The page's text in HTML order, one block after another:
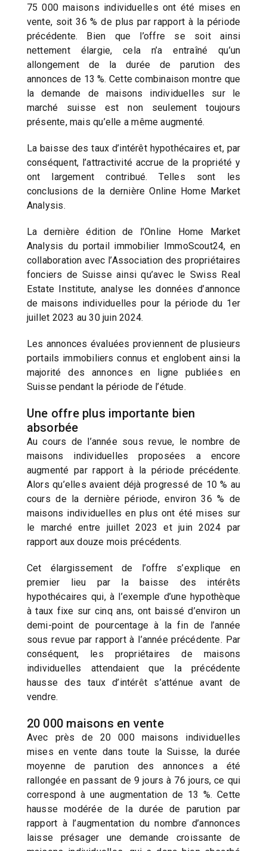
75 000 maisons individuelles ont été mises en
vente, soit 36 % de plus par rapport à la période
précédente. Bien que l’offre se soit ainsi
nettement élargie, cela n’a entraîné qu’un
allongement de la durée de parution des
annonces de 13 %. Cette combinaison montre que
la demande de maisons individuelles sur le
marché suisse est non seulement toujours
présente, mais qu’elle a même augmenté.
La baisse des taux d’intérêt hypothécaires et, par
conséquent, l’attractivité accrue de la propriété y
ont largement contribué. Telles sont les
conclusions de la dernière Online Home Market
Analysis.
La dernière édition de l’Online Home Market
Analysis du portail immobilier ImmoScout24, en
collaboration avec l’Association des propriétaires
fonciers de Suisse ainsi qu’avec le Swiss Real
Estate Institute, analyse les données d’annonce
de maisons individuelles pour la période du 1er
juillet 2023 au 30 juin 2024.
Les annonces évaluées proviennent de plusieurs
portails immobiliers connus et englobent ainsi la
majorité des annonces en ligne publiées en
Suisse pendant la période de l’étude.
Une offre plus importante bien
absorbée
Au cours de l’année sous revue, le nombre de
maisons individuelles proposées a encore
augmenté par rapport à la période précédente.
Alors qu’elles avaient déjà progressé de 10 % au
cours de la dernière période, environ 36 % de
maisons individuelles en plus ont été mises sur
le marché entre juillet 2023 et juin 2024 par
rapport aux douze mois précédents.
Cet élargissement de l’offre s’explique en
premier lieu par la baisse des intérêts
hypothécaires qui, à l’exemple d’une hypothèque
à taux fixe sur cinq ans, ont baissé d’environ un
demi-point de pourcentage à la fin de l’année
sous revue par rapport à l’année précédente. Par
conséquent, les propriétaires de maisons
individuelles attendaient que la précédente
hausse des taux d’intérêt s’atténue avant de
vendre.
20 000 maisons en vente
Avec près de 20 000 maisons individuelles
mises en vente dans toute la Suisse, la durée
moyenne de parution des annonces a été
rallongée en passant de 9 jours à 76 jours, ce qui
correspond à une augmentation de 13 %. Cette
hausse modérée de la durée de parution par
rapport à l’augmentation du nombre d’annonces
laisse présager une demande croissante de